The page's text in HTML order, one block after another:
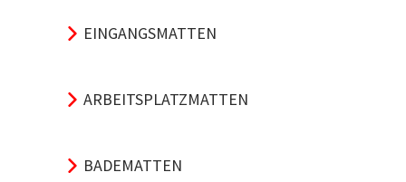
EINGANGSMATTEN
ARBEITSPLATZMATTEN
BADEMATTEN